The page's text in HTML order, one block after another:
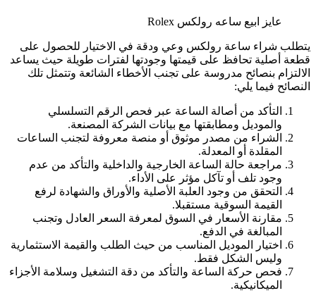
عايز ابيع ساعه رولكس Rolex
يتطلب شراء ساعة رولكس وعي ودقة في الاختيار للحصول على
قطعة أصلية تحافظ على قيمتها وجودتها لفترات طويلة حيث يساعد
الالتزام بنصائح مدروسة على تجنب الأخطاء الشائعة وتتمثل تلك
النصائح فيما يلي:
التأكد من أصالة الساعة عبر فحص الرقم التسلسلي
والموديل ومطابقتها مع بيانات الشركة المصنعة.
الشراء من مصدر موثوق أو منصة معروفة لتجنب الساعات
المقلدة أو المعدلة.
مراجعة حالة الساعة الخارجية والداخلية والتأكد من عدم
وجود تلف أو تآكل مؤثر على الأداء.
التحقق من وجود العلبة الأصلية والأوراق والشهادة لرفع
القيمة السوقية مستقبلا.
مقارنة الأسعار في السوق لمعرفة السعر العادل وتجنب
المبالغة في الدفع.
اختيار الموديل المناسب من حيث الطلب والقيمة الاستثمارية
وليس الشكل فقط.
فحص حركة الساعة والتأكد من دقة التشغيل وسلامة الأجزاء
الميكانيكية.